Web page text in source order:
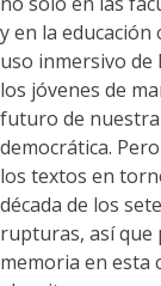
y en la
uso inmersivo de
los jóvenes de
futuro de nuestra
democrática.
los textos en
década de los
rupturas, así que
memoria en esta